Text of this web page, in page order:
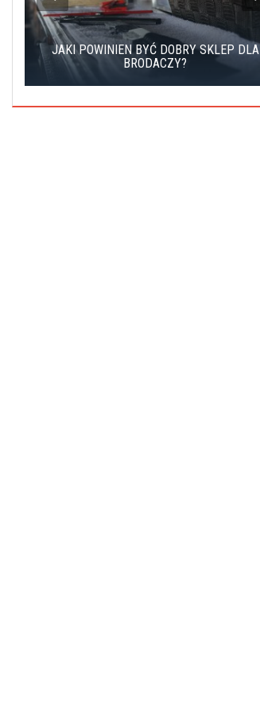
JAKI POWINIEN BYĆ DOBRY SKLEP DLA
BRODACZY?